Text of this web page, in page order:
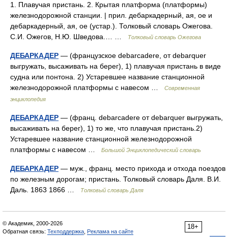
1. Плавучая пристань. 2. Крытая платформа (платформы)
железнодорожной станции. | прил. дебаркадерный, ая, ое и
дебаркадерный, ая, ое (устар.). Толковый словарь Ожегова.
С.И. Ожегов, Н.Ю. Шведова.… …
Толковый словарь Ожегова
ДЕБАРКАДЕР — (французское debarcadere, от debarquer
выгружать, высаживать на берег), 1) плавучая пристань в виде
судна или понтона. 2) Устаревшее название станционной
железнодорожной платформы с навесом …
Современная
энциклопедия
ДЕБАРКАДЕР — (франц. debarcadere от debarquer выгружать,
высаживать на берег), 1) то же, что плавучая пристань.2)
Устаревшее название станционной железнодорожной
платформы с навесом …
Большой Энциклопедический словарь
ДЕБАРКАДЕР — муж., франц. место прихода и отхода поездов
по железным дорогам; пристань. Толковый словарь Даля. В.И.
Даль. 1863 1866 …
Толковый словарь Даля
18+
© Академик, 2000-2026
Обратная связь: Техподдержка Реклама на сайте